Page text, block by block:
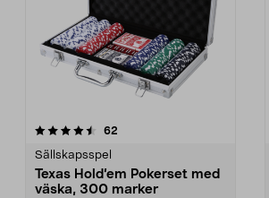
62
Sällskapsspel
Texas Hold’em Pokerset med
väska, 300 marker
4.5 av 5 stjärnor